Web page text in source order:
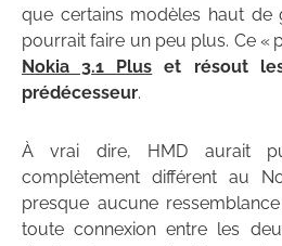
que certains modèles haut de
pourrait faire un peu plus. Ce «
Nokia 3.1 Plus et résout
prédécesseur.
À vrai dire, HMD aurait
complètement différent au
presque aucune
toute connexion entre les